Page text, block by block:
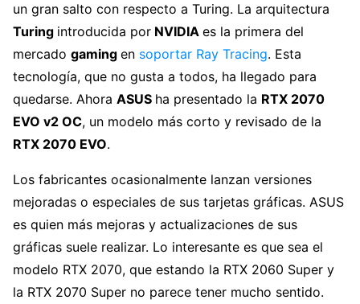
un gran salto con respecto a Turing. La arquitectura
Turing introducida por NVIDIA es la primera del
mercado gaming en soportar Ray Tracing. Esta
tecnología, que no gusta a todos, ha llegado para
quedarse. Ahora ASUS ha presentado la RTX 2070
EVO v2 OC, un modelo más corto y revisado de la
RTX 2070 EVO.
Los fabricantes ocasionalmente lanzan versiones
mejoradas o especiales de sus tarjetas gráficas. ASUS
es quien más mejoras y actualizaciones de sus
gráficas suele realizar. Lo interesante es que sea el
modelo RTX 2070, que estando la RTX 2060 Super y
la RTX 2070 Super no parece tener mucho sentido.